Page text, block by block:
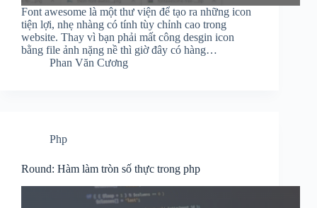
Font awesome là một thư viện để tạo ra những icon
tiện lợi, nhẹ nhàng có tính tùy chỉnh cao trong
website. Thay vì bạn phải mất công desgin icon
bằng file ảnh nặng nề thì giờ đây có hàng…
Phan Văn Cương
Php
Round: Hàm làm tròn số thực trong php